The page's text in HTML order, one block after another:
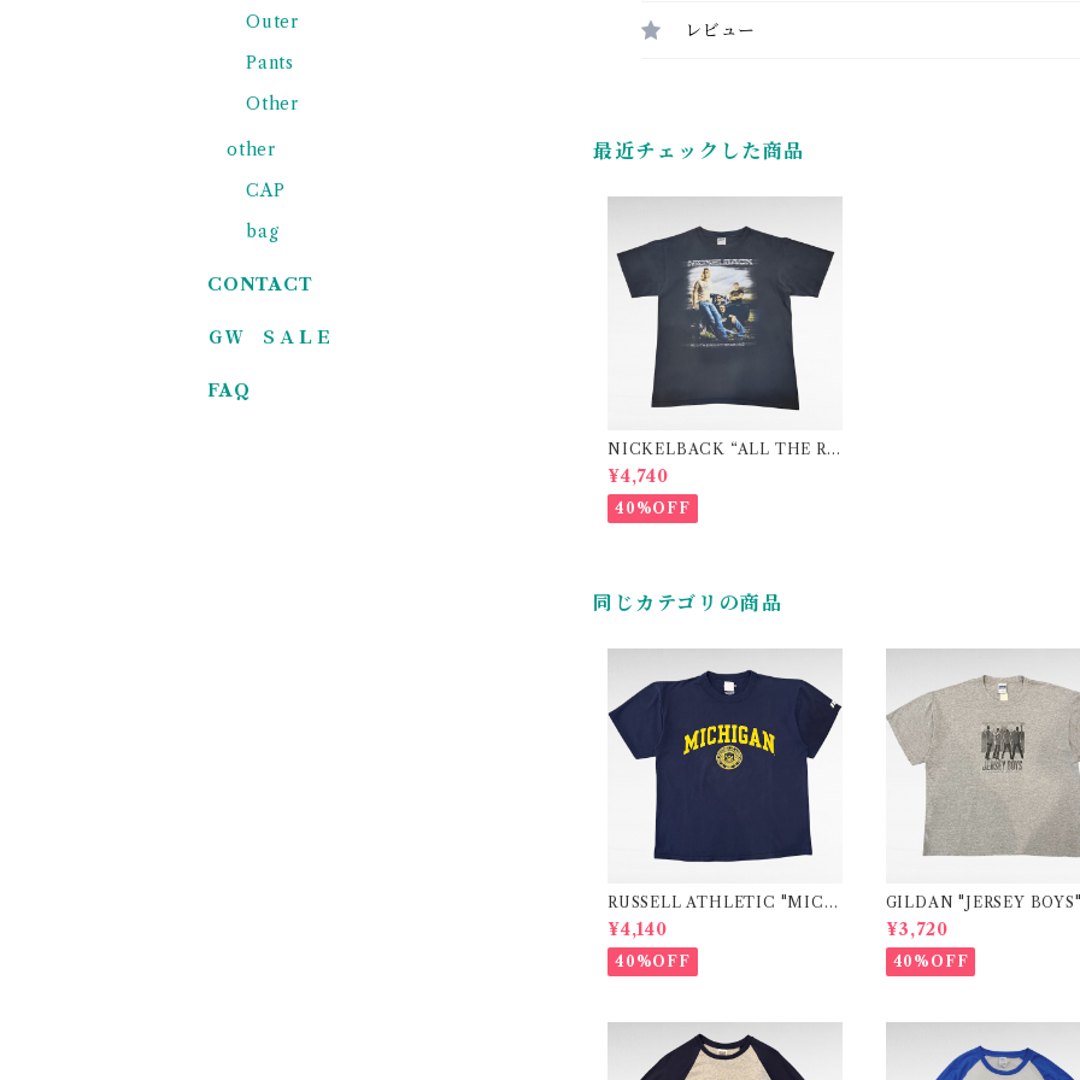
レビュー
最近チェックした商品
NICKELBACK “ALL THE RI
GHT REASONS” tour band pr
int t-shirt
¥4,740
40%OFF
同じカテゴリの商品
RUSSELL ATHLETIC "MICH
IGAN" college print t-shirt
¥4,140
40%OFF
GILDAN "JERSEY
vie print t-shirt
¥3,720
40%OFF
Outer
Pants
Other
other
CAP
bag
CONTACT
ＧＷ ＳＡＬＥ
FAQ